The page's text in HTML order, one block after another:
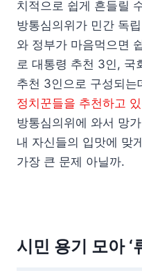
치적으로 쉽게 흔들릴
방통심의위가 민간 독
와 정부가 마음먹으면
로 대통령 추천 3인, 국
추천 3인으로 구성되는
정치꾼들을 추천하고
방통심의위에 와서 망
내 자신들의 입맛에 맞
가장 큰 문제 아닐까.
시민 용기 모아 ‘